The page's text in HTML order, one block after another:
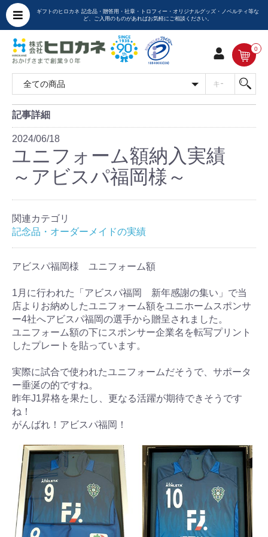
ギフトのヒロカネ 記念品・贈答用・社章・トロフィー・オリジナルグッズ・ノベルティ等な
ど、ご入用のものがあればお気軽にご相談ください。
0
記事詳細
2024/06/18
ユニフォーム額納入実績
～アビスパ福岡様～
関連カテゴリ
記念品・オーダーメイドの実績
アビスパ福岡様 ユニフォーム額
1月に行われた「アビスパ福岡 新年感謝の集い」で当
店よりお納めしたユニフォーム額をユニホームスポンサ
ー4社へアビスパ福岡の選手から贈呈されました。
ユニフォーム額の下にスポンサー企業名を転写プリント
したプレートを貼っています。
実際に試合で使われたユニフォームだそうで、サポータ
ー垂涎の的ですね。
昨年J1昇格を果たし、更なる活躍が期待できそうです
ね！
がんばれ！アビスパ福岡！